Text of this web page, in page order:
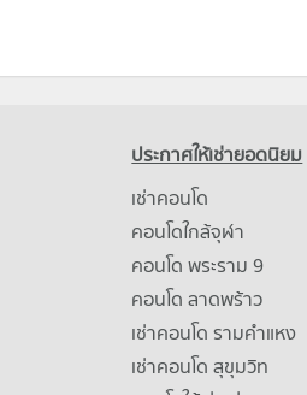
ประกาศให้เช่ายอดนิยม
เช่าคอนโด
คอนโดใกล้จุฬา
คอนโด พระราม 9
คอนโด ลาดพร้าว
เช่าคอนโด รามคําแหง
เช่าคอนโด สุขุมวิท